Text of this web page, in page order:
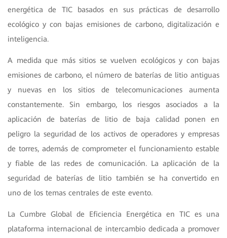
energética de TIC basados en sus prácticas de desarrollo
ecológico y con bajas emisiones de carbono, digitalización e
inteligencia.
A medida que más sitios se vuelven ecológicos y con bajas
emisiones de carbono, el número de baterías de litio antiguas
y nuevas en los sitios de telecomunicaciones aumenta
constantemente. Sin embargo, los riesgos asociados a la
aplicación de baterías de litio de baja calidad ponen en
peligro la seguridad de los activos de operadores y empresas
de torres, además de comprometer el funcionamiento estable
y fiable de las redes de comunicación. La aplicación de la
seguridad de baterías de litio también se ha convertido en
uno de los temas centrales de este evento.
La Cumbre Global de Eficiencia Energética en TIC es una
plataforma internacional de intercambio dedicada a promover